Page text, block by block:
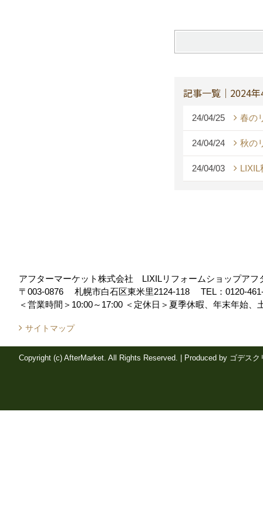
記事一覧｜2024
24/04/25 春の
24/04/24 秋の
24/04/03
アフターマーケット株式会社 LIXILリフォームショップアフ
〒003-0876
札幌市白石区東米里2124-118 TEL： 0120-
＜営業時間＞10:00～17:00 ＜定休日＞夏季休暇、年末年始、
サイトマップ
Copyright (c) AfterMarket. All Rights Reserved. Produced by ゴデスク